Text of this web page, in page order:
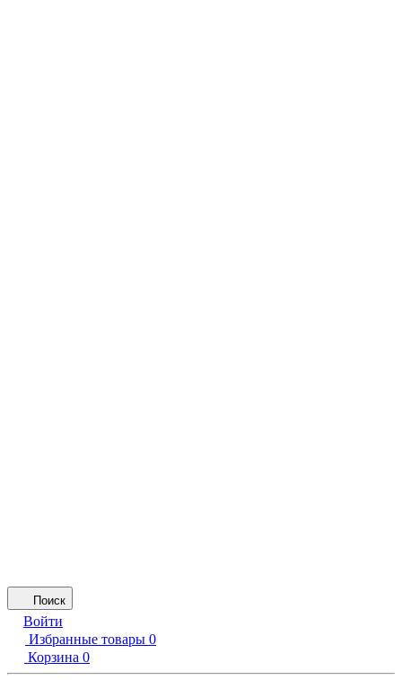
Поиск
Войти
Избранные товары 0
Корзина 0